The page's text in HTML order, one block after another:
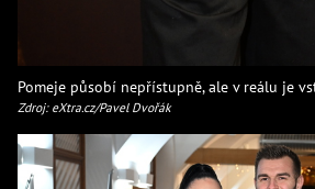
Pomeje působí nepřístupně, ale v reálu je
Zdroj: eXtra.cz/Pavel Dvořák